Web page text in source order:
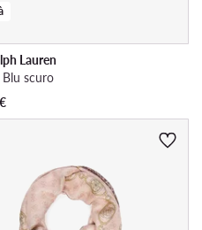
Lauren
Blu scuro